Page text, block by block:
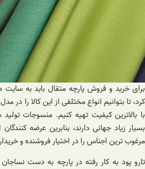
برای خرید و فروش پارچه متقال باید به سایت
کرد، تا بتوانیم انواع مختلفی از این کالا را
با بالاترین کیفیت تهیه کنیم. منسوجات
بسیار زیاد جهانی دارند، بنابرین عرضه
مرغوب ترین اجناس را در اختیار فروشنده و
تارو پود به کار رفته در پارچه به دست نساجان